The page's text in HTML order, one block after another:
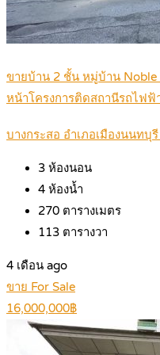
ขายบ้าน 2 ชั้น หมู่บ้าน Noble
หน้าโครงการติดสถานีรถไฟฟ้
บางกระสอ อำเภอเมืองนนทบุ
3 ห้องนอน
4 ห้องน้ำ
270 ตารางเมตร
113 ตารางวา
4 เดือน ago
ขาย For Sale
16,000,000฿